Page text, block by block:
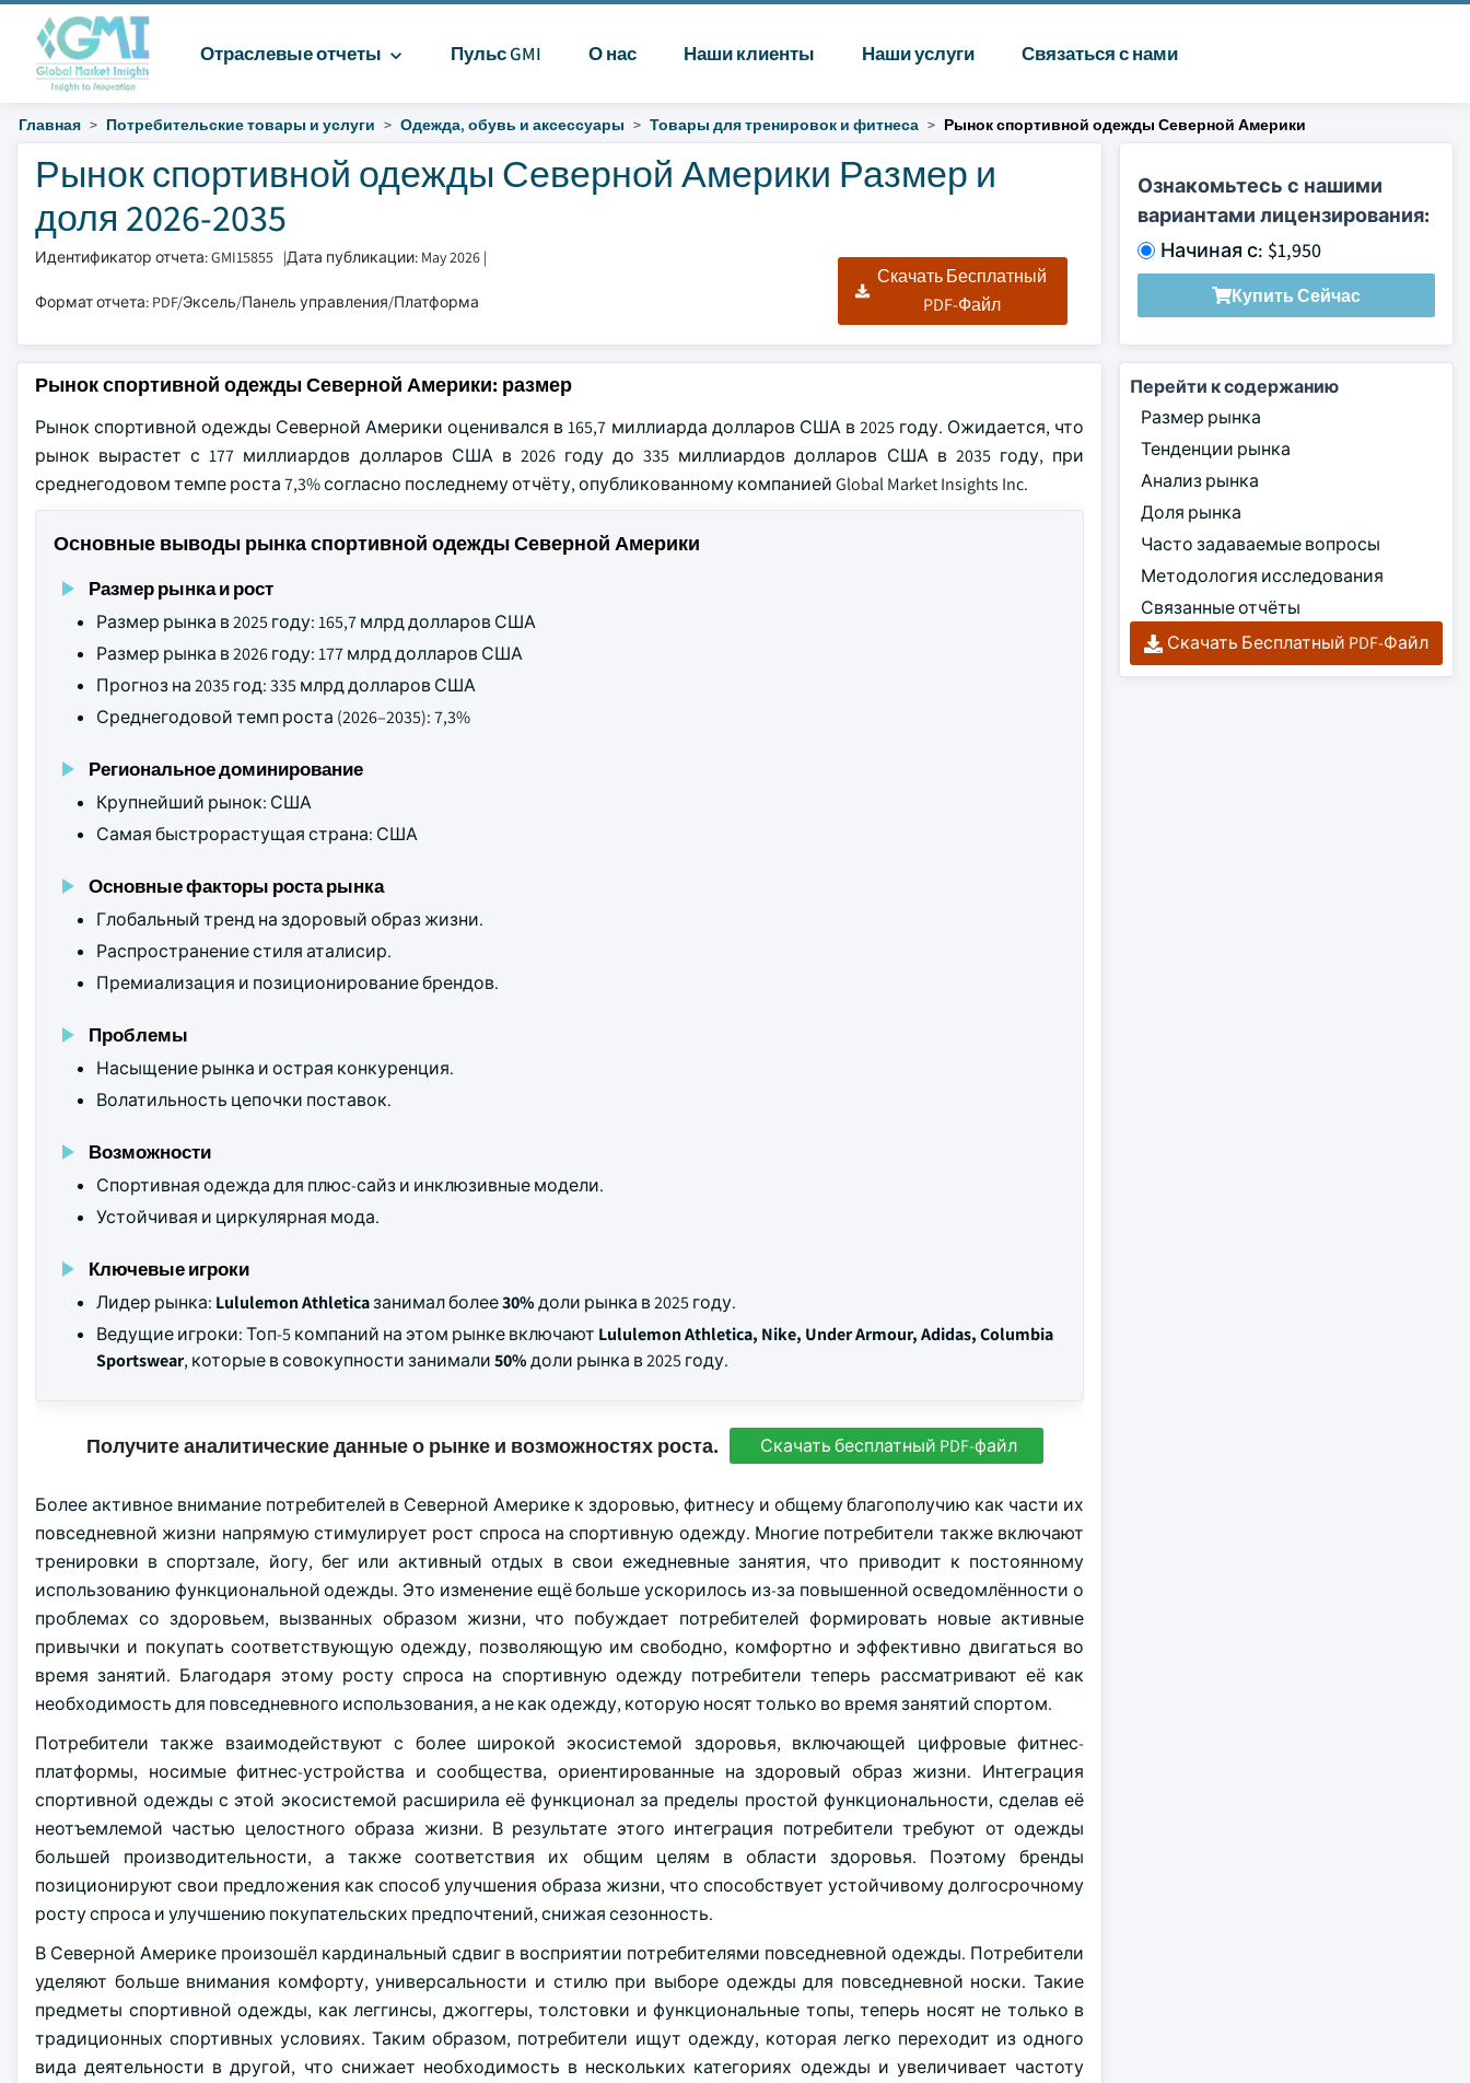
Отраслевые отчеты Пульс GMI О нас Наши клиенты Наши услуги Связаться с нами
Главная Потребительские товары и услуги Одежда, обувь и аксессуары Товары для тренировок и фитнеса Рынок спортивной одежды Северной Америки
Рынок спортивной одежды Северной Америки Размер и
доля 2026-2035
Идентификатор отчета: GMI15855 |Дата публикации: May 2026 |
Формат отчета: PDF/Эксель/Панель управления/Платформа
Скачать Бесплатный
PDF-Файл
Ознакомьтесь с нашими
вариантами лицензирования:
Начиная с: $1,950
Купить Сейчас
Рынок спортивной одежды Северной Америки: размер
Рынок спортивной одежды Северной Америки оценивался в 165,7 миллиарда долларов США в 2025 году. Ожидается, что
рынок вырастет с 177 миллиардов долларов США в 2026 году до 335 миллиардов долларов США в 2035 году, при
среднегодовом темпе роста 7,3% согласно последнему отчёту, опубликованному компанией Global Market Insights Inc.
Основные выводы рынка спортивной одежды Северной Америки
Размер рынка и рост
Размер рынка в 2025 году: 165,7 млрд долларов США
Размер рынка в 2026 году: 177 млрд долларов США
Прогноз на 2035 год: 335 млрд долларов США
Среднегодовой темп роста (2026–2035): 7,3%
Региональное доминирование
Крупнейший рынок: США
Самая быстрорастущая страна: США
Основные факторы роста рынка
Глобальный тренд на здоровый образ жизни.
Распространение стиля аталисир.
Премиализация и позиционирование брендов.
Проблемы
Насыщение рынка и острая конкуренция.
Волатильность цепочки поставок.
Возможности
Спортивная одежда для плюс-сайз и инклюзивные модели.
Устойчивая и циркулярная мода.
Ключевые игроки
Лидер рынка: Lululemon Athleticaзанимал более30%доли рынка в 2025 году.
Ведущие игроки: Топ-5 компаний на этом рынке включают Lululemon Athletica, Nike, Under Armour, Adidas, Columbia
Sportswear, которые в совокупности занимали50%доли рынка в 2025 году.
Получите аналитические данные о рынке и возможностях роста. Скачать бесплатный PDF-файл
Более активное внимание потребителей в Северной Америке к здоровью, фитнесу и общему благополучию как части их
повседневной жизни напрямую стимулирует рост спроса на спортивную одежду. Многие потребители также включают
тренировки в спортзале, йогу, бег или активный отдых в свои ежедневные занятия, что приводит к постоянному
использованию функциональной одежды. Это изменение ещё больше ускорилось из-за повышенной осведомлённости о
проблемах со здоровьем, вызванных образом жизни, что побуждает потребителей формировать новые активные
привычки и покупать соответствующую одежду, позволяющую им свободно, комфортно и эффективно двигаться во
время занятий. Благодаря этому росту спроса на спортивную одежду потребители теперь рассматривают её как
необходимость для повседневного использования, а не как одежду, которую носят только во время занятий спортом.
Потребители также взаимодействуют с более широкой экосистемой здоровья, включающей цифровые фитнес-
платформы, носимые фитнес-устройства и сообщества, ориентированные на здоровый образ жизни. Интеграция
спортивной одежды с этой экосистемой расширила её функционал за пределы простой функциональности, сделав её
неотъемлемой частью целостного образа жизни. В результате этого интеграция потребители требуют от одежды
большей производительности, а также соответствия их общим целям в области здоровья. Поэтому бренды
позиционируют свои предложения как способ улучшения образа жизни, что способствует устойчивому долгосрочному
росту спроса и улучшению покупательских предпочтений, снижая сезонность.
В Северной Америке произошёл кардинальный сдвиг в восприятии потребителями повседневной одежды. Потребители
уделяют больше внимания комфорту, универсальности и стилю при выборе одежды для повседневной носки. Такие
предметы спортивной одежды, как леггинсы, джоггеры, толстовки и функциональные топы, теперь носят не только в
традиционных спортивных условиях. Таким образом, потребители ищут одежду, которая легко переходит из одного
вида деятельности в другой, что снижает необходимость в нескольких категориях одежды и увеличивает частоту
Перейти к содержанию
Размер рынка
Тенденции рынка
Анализ рынка
Доля рынка
Часто задаваемые вопросы
Методология исследования
Связанные отчёты
Скачать Бесплатный PDF-Файл